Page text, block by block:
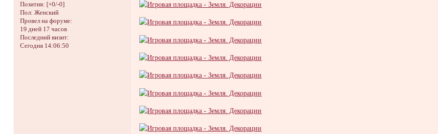
Позитив: [+0/-0]
Пол: Женский
Провел на форуме:
19 дней 17 часов
Последний визит:
Сегодня 14:06:50